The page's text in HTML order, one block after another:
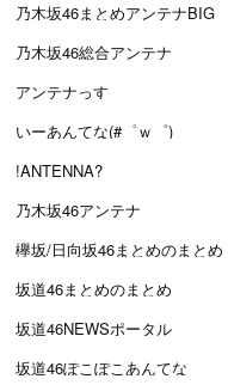
乃木坂46まとめアンテナBIG
乃木坂46総合アンテナ
アンテナっす
いーあんてな(#゜ｗ゜)
!ANTENNA?
乃木坂46アンテナ
欅坂/日向坂46まとめのまとめ
坂道46まとめのまとめ
坂道46NEWSポータル
坂道46ぽこぽこあんてな